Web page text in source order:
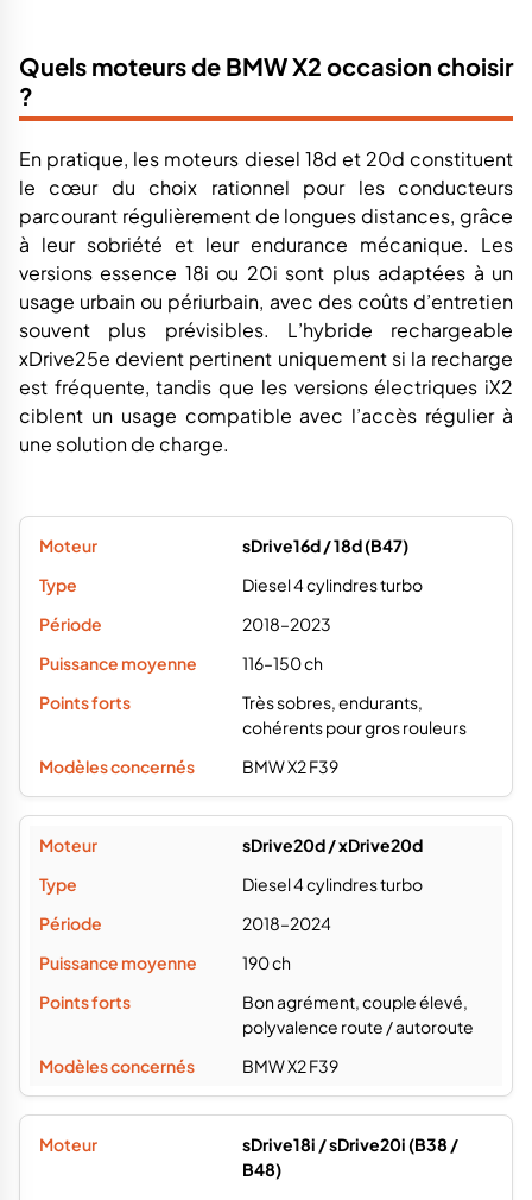
Quels moteurs de BMW X2 occasion choisir
?
En pratique, les moteurs diesel 18d et 20d constituent
le cœur du choix rationnel pour les conducteurs
parcourant régulièrement de longues distances, grâce
à leur sobriété et leur endurance mécanique. Les
versions essence 18i ou 20i sont plus adaptées à un
usage urbain ou périurbain, avec des coûts d’entretien
souvent plus prévisibles. L’hybride rechargeable
xDrive25e devient pertinent uniquement si la recharge
est fréquente, tandis que les versions électriques iX2
ciblent un usage compatible avec l’accès régulier à
une solution de charge.
sDrive16d / 18d (B47)
Diesel 4 cylindres turbo
2018–2023
116–150 ch
Très sobres, endurants,
cohérents pour gros rouleurs
BMW X2 F39
sDrive20d / xDrive20d
Diesel 4 cylindres turbo
2018–2024
190 ch
Bon agrément, couple élevé,
polyvalence route / autoroute
BMW X2 F39
sDrive18i / sDrive20i (B38 /
B48)